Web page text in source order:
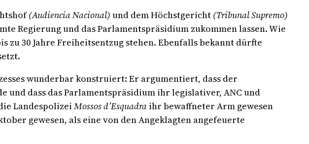
(Audiencia Nacional) und dem Höchstgericht (Tribunal Supremo)
Regierung und das Parlamentspräsidium zukommen lassen. Wie
30 Jahre Freiheitsentzug stehen. Ebenfalls bekannt dürfte
wunderbar konstruiert: Er argumentiert, dass der
dass das Parlamentspräsidium ihr legislativer, ANC und
LandespolizeiMossos d’Esquadra ihr bewaffneter Arm gewesen
gewesen, als eine von den Angeklagten angefeuerte